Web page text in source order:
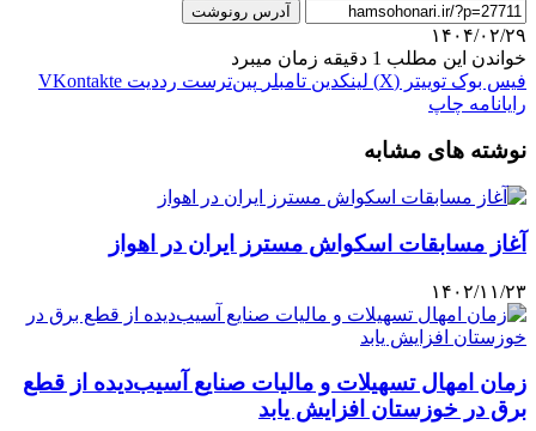
آدرس رونوشت
۱۴۰۴/۰۲/۲۹
خواندن این مطلب 1 دقیقه زمان میبرد
فیس بوک توییتر (X) لینکدین ‫تامبلر ‫پین‌ترست ‫رددیت ‫VKontakte
رایانامه چاپ
نوشته های مشابه
آغاز مسابقات اسکواش مسترز ایران در اهواز
۱۴۰۲/۱۱/۲۳
زمان امهال تسهیلات و مالیات صنایع آسیب‌دیده از قطع
برق در خوزستان افزایش یابد